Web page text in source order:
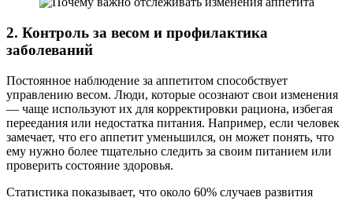
2. Контроль за весом и профилактика
заболеваний
Постоянное наблюдение за аппетитом способствует
управлению весом. Люди, которые осознают свои изменения
— чаще используют их для корректировки рациона, избегая
переедания или недостатка питания. Например, если человек
замечает, что его аппетит уменьшился, он может понять, что
ему нужно более тщательно следить за своим питанием или
проверить состояние здоровья.
Статистика показывает, что около 60% случаев развития